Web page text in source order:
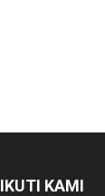
IKUTI KAMI